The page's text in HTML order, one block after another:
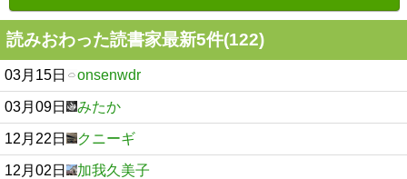
読みおわった読書家最新5件(122)
03月15日 onsenwdr
03月09日 みたか
12月22日 クニーギ
12月02日 加我久美子